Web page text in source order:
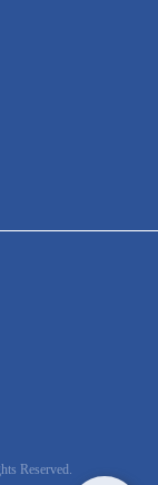
Reserved.